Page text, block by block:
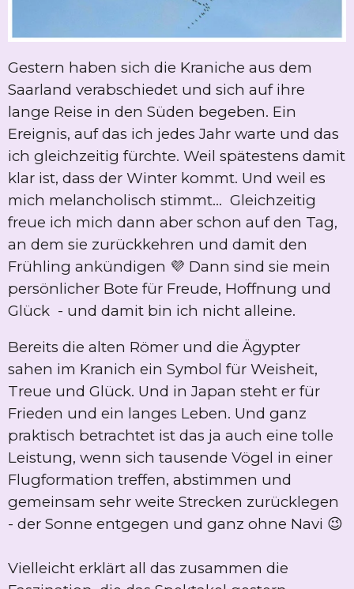
Gestern haben sich die Kraniche aus dem
Saarland verabschiedet und sich auf ihre
lange Reise in den Süden begeben. Ein
Ereignis, auf das ich jedes Jahr warte und das
ich gleichzeitig fürchte. Weil spätestens damit
klar ist, dass der Winter kommt. Und weil es
mich melancholisch stimmt... Gleichzeitig
freue ich mich dann aber schon auf den Tag,
an dem sie zurückkehren und damit den
Frühling ankündigen 💜 Dann sind sie mein
persönlicher Bote für Freude, Hoffnung und
Glück - und damit bin ich nicht alleine.
Bereits die alten Römer und die Ägypter
sahen im Kranich ein Symbol für Weisheit,
Treue und Glück. Und in Japan steht er für
Frieden und ein langes Leben. Und ganz
praktisch betrachtet ist das ja auch eine tolle
Leistung, wenn sich tausende Vögel in einer
Flugformation treffen, abstimmen und
gemeinsam sehr weite Strecken zurücklegen
- der Sonne entgegen und ganz ohne Navi 😉
Vielleicht erklärt all das zusammen die